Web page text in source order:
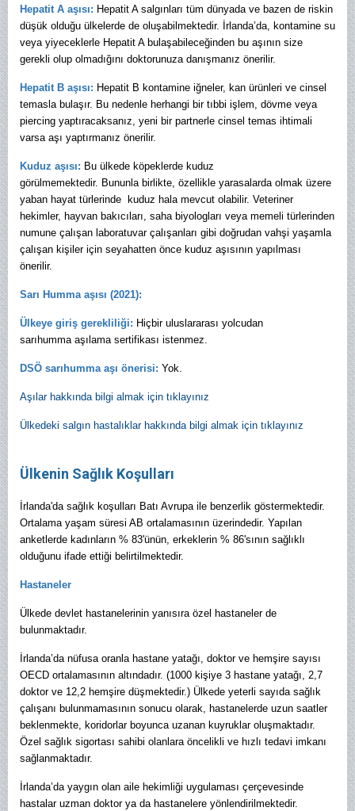
Hepatit A aşısı: Hepatit A salgınları tüm dünyada ve bazen de riskin
düşük olduğu ülkelerde de oluşabilmektedir. İrlanda’da, kontamine su
veya yiyeceklerle Hepatit A bulaşabileceğinden bu aşının size
gerekli olup olmadığını doktorunuza danışmanız önerilir.
Hepatit B aşısı: Hepatit B kontamine iğneler, kan ürünleri ve cinsel
temasla bulaşır. Bu nedenle herhangi bir tıbbi işlem, dövme veya
piercing yaptıracaksanız, yeni bir partnerle cinsel temas ihtimali
varsa aşı yaptırmanız önerilir.
Kuduz aşısı: Bu ülkede köpeklerde kuduz
görülmemektedir. Bununla birlikte, özellikle yarasalarda olmak üzere
yaban hayat türlerinde kuduz hala mevcut olabilir. Veteriner
hekimler, hayvan bakıcıları, saha biyologları veya memeli türlerinden
numune çalışan laboratuvar çalışanları gibi doğrudan vahşi yaşamla
çalışan kişiler için seyahatten önce kuduz aşısının yapılması
önerilir.
Sarı Humma aşısı (2021):
Ülkeye giriş gerekliliği: Hiçbir uluslararası yolcudan
sarıhumma aşılama sertifikası istenmez.
DSÖ sarıhumma aşı önerisi: Yok.
Aşılar hakkında bilgi almak için tıklayınız
Ülkedeki salgın hastalıklar hakkında bilgi almak için tıklayınız
Ülkenin Sağlık Koşulları
İrlanda'da sağlık koşulları Batı Avrupa ile benzerlik göstermektedir.
Ortalama yaşam süresi AB ortalamasının üzerindedir. Yapılan
anketlerde kadınların % 83'ünün, erkeklerin % 86'sının sağlıklı
olduğunu ifade ettiği belirtilmektedir.
Hastaneler
Ülkede devlet hastanelerinin yanısıra özel hastaneler de
bulunmaktadır.
İrlanda’da nüfusa oranla hastane yatağı, doktor ve hemşire sayısı
OECD ortalamasının altındadır. (1000 kişiye 3 hastane yatağı, 2,7
doktor ve 12,2 hemşire düşmektedir.) Ülkede yeterli sayıda sağlık
çalışanı bulunmamasının sonucu olarak, hastanelerde uzun saatler
beklenmekte, koridorlar boyunca uzanan kuyruklar oluşmaktadır.
Özel sağlık sigortası sahibi olanlara öncelikli ve hızlı tedavi imkanı
sağlanmaktadır.
İrlanda’da yaygın olan aile hekimliği uygulaması çerçevesinde
hastalar uzman doktor ya da hastanelere yönlendirilmektedir.